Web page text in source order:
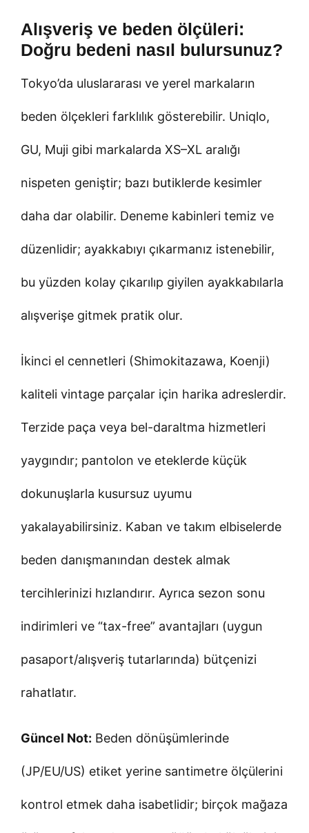
Alışveriş ve beden ölçüleri:
Doğru bedeni nasıl bulursunuz?
Tokyo’da uluslararası ve yerel markaların
beden ölçekleri farklılık gösterebilir. Uniqlo,
GU, Muji gibi markalarda XS–XL aralığı
nispeten geniştir; bazı butiklerde kesimler
daha dar olabilir. Deneme kabinleri temiz ve
düzenlidir; ayakkabıyı çıkarmanız istenebilir,
bu yüzden kolay çıkarılıp giyilen ayakkabılarla
alışverişe gitmek pratik olur.
İkinci el cennetleri (Shimokitazawa, Koenji)
kaliteli vintage parçalar için harika adreslerdir.
Terzide paça veya bel-daraltma hizmetleri
yaygındır; pantolon ve eteklerde küçük
dokunuşlarla kusursuz uyumu
yakalayabilirsiniz. Kaban ve takım elbiselerde
beden danışmanından destek almak
tercihlerinizi hızlandırır. Ayrıca sezon sonu
indirimleri ve “tax-free” avantajları (uygun
pasaport/alışveriş tutarlarında) bütçenizi
rahatlatır.
Güncel Not: Beden dönüşümlerinde
(JP/EU/US) etiket yerine santimetre ölçülerini
kontrol etmek daha isabetlidir; birçok mağaza